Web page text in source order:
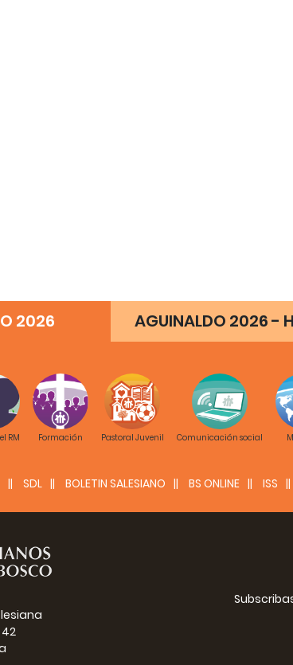
2026 AGUINALDO 2026 -
RM Formación Pastoral Juvenil Comunicación social
SDL BOLETIN SALESIANO BS ONLINE ISS